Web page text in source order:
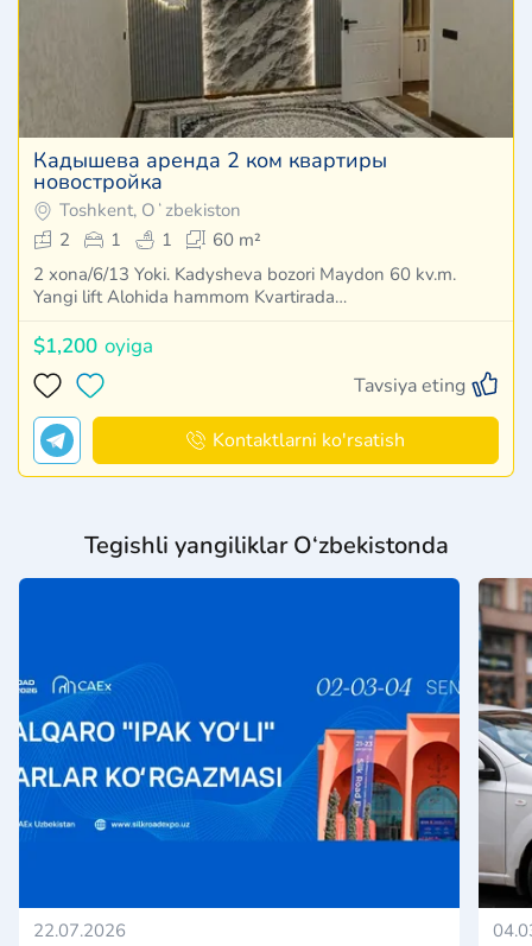
Кадышева аренда 2 ком квартиры
новостройка
Toshkent, Oʻzbekiston
2
1 1
60 m²
2 xona/6/13 Yoki. Kadysheva bozori Maydon 60 kv.m.
Yangi lift Alohida hammom Kvartirada…
$1,200 oyiga
Tavsiya eting
Kontaktlarni ko'rsatish
Tegishli yangiliklar O‘zbekistonda
22.07.2026